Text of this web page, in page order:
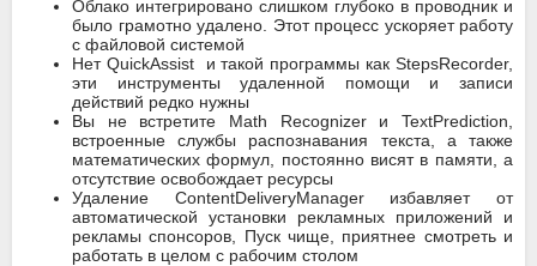
Облако интегрировано слишком глубоко в проводник и
было грамотно удалено. Этот процесс ускоряет работу
с файловой системой
Нет QuickAssist и такой программы как StepsRecorder,
эти инструменты удаленной помощи и записи
действий редко нужны
Вы не встретите Math Recognizer и TextPrediction,
встроенные службы распознавания текста, а также
математических формул, постоянно висят в памяти, а
отсутствие освобождает ресурсы
Удаление ContentDeliveryManager избавляет от
автоматической установки рекламных приложений и
рекламы спонсоров, Пуск чище, приятнее смотреть и
работать в целом с рабочим столом